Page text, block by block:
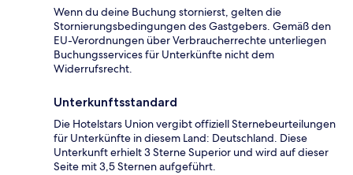
Wenn du deine Buchung stornierst, gelten die
Stornierungsbedingungen des Gastgebers. Gemäß den
EU-Verordnungen über Verbraucherrechte unterliegen
Buchungsservices für Unterkünfte nicht dem
Widerrufsrecht.
Unterkunftsstandard
Die Hotelstars Union vergibt offiziell Sternebeurteilungen
für Unterkünfte in diesem Land: Deutschland. Diese
Unterkunft erhielt 3 Sterne Superior und wird auf dieser
Seite mit 3,5 Sternen aufgeführt.